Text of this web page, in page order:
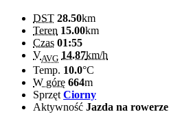
DST 28.50km
Teren 15.00km
Czas 01:55
VAVG 14.87km/h
Temp. 10.0°C
W górę 664m
Sprzęt Ciorny
Aktywność Jazda na rowerze